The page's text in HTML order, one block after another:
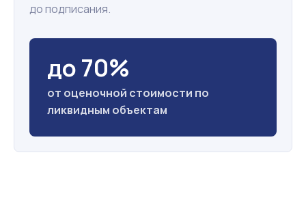
до подписания.
до 70%
от оценочной стоимости по
ликвидным объектам